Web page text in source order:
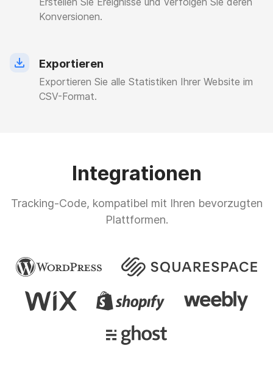
Konversionen.
Exportieren
Exportieren Sie alle Statistiken Ihrer Website im
CSV-Format.
Integrationen
Tracking-Code, kompatibel mit Ihren bevorzugten
Plattformen.